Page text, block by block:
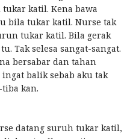
katil. Kena bawa
bila tukar katil. Nurse tak
tukar katil. Bila gerak
Tak selesa sangat-sangat.
bersabar dan tahan
balik sebab aku tak
kan.
datang suruh tukar katil,